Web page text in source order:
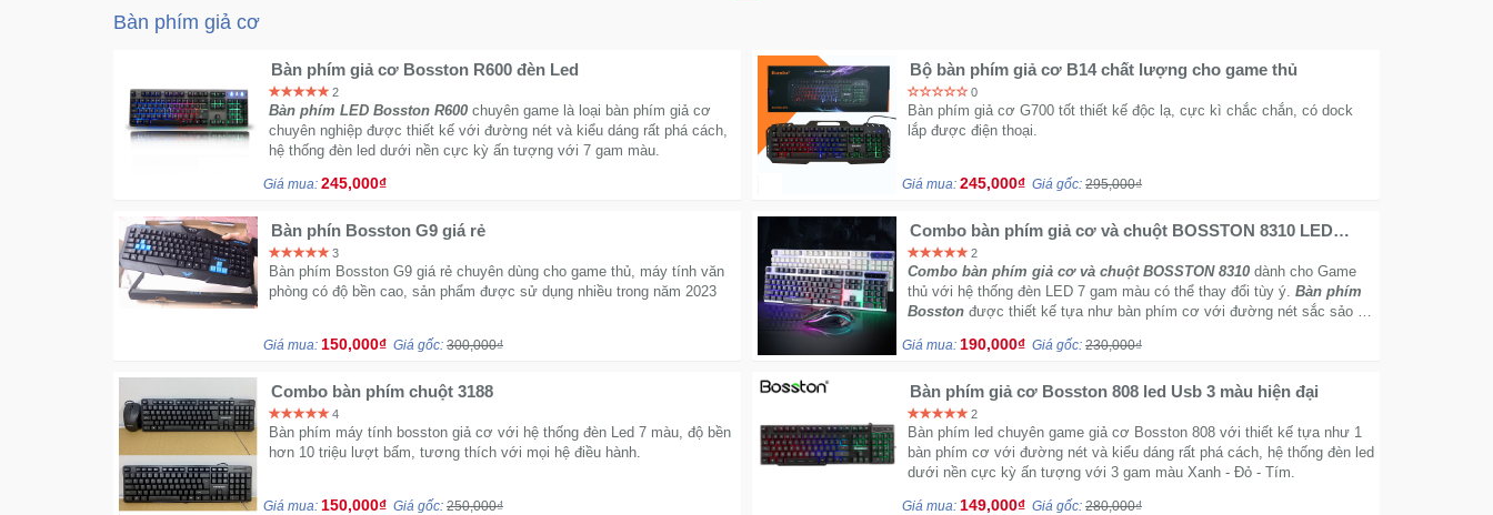
Bàn phím giả cơ
Bàn phím giả cơ Bosston R600 đèn Led
2
Bàn phím LED Bosston R600 chuyên game là loại bàn phím giả cơ
chuyên nghiệp được thiết kế với đường nét và kiểu dáng rất phá cách,
hệ thống đèn led dưới nền cực kỳ ấn tượng với 7 gam màu.
Giá mua: 245,000₫
Bộ bàn phím giả cơ B14 chất lượng cho game thủ
0
Bàn phím giả cơ G700 tốt thiết kế độc lạ, cực kì chắc chắn, có dock
lắp được điện thoại.
Giá mua: 245,000₫ Giá gốc: 295,000₫
Bàn phín Bosston G9 giá rẻ
3
Bàn phím Bosston G9 giá rẻ chuyên dùng cho game thủ, máy tính văn
phòng có độ bền cao, sản phẩm được sử dụng nhiều trong năm 2023
Giá mua: 150,000₫ Giá gốc: 300,000₫
Combo bàn phím giả cơ và chuột BOSSTON 8310 LED
dành cho Game thủ
2
Combo bàn phím giả cơ và chuột BOSSTON 8310 dành cho Game
thủ với hệ thống đèn LED 7 gam màu có thể thay đổi tùy ý. Bàn phím
Bosston được thiết kế tựa như bàn phím cơ với đường nét sắc sảo và
Giá mua: 190,000₫ Giá gốc: 230,000₫
Combo bàn phím chuột 3188
4
Bàn phím máy tính bosston giả cơ với hệ thống đèn Led 7 màu, độ bền
hơn 10 triệu lượt bấm, tương thích với mọi hệ điều hành.
Giá mua: 150,000₫ Giá gốc: 250,000₫
Bàn phím giả cơ Bosston 808 led Usb 3 màu hiện đại
2
Bàn phím led chuyên game giả cơ Bosston 808 với thiết kế tựa như 1
bàn phím cơ với đường nét và kiểu dáng rất phá cách, hệ thống đèn led
dưới nền cực kỳ ấn tượng với 3 gam màu Xanh - Đỏ - Tím.
Giá mua: 149,000₫ Giá gốc: 280,000₫